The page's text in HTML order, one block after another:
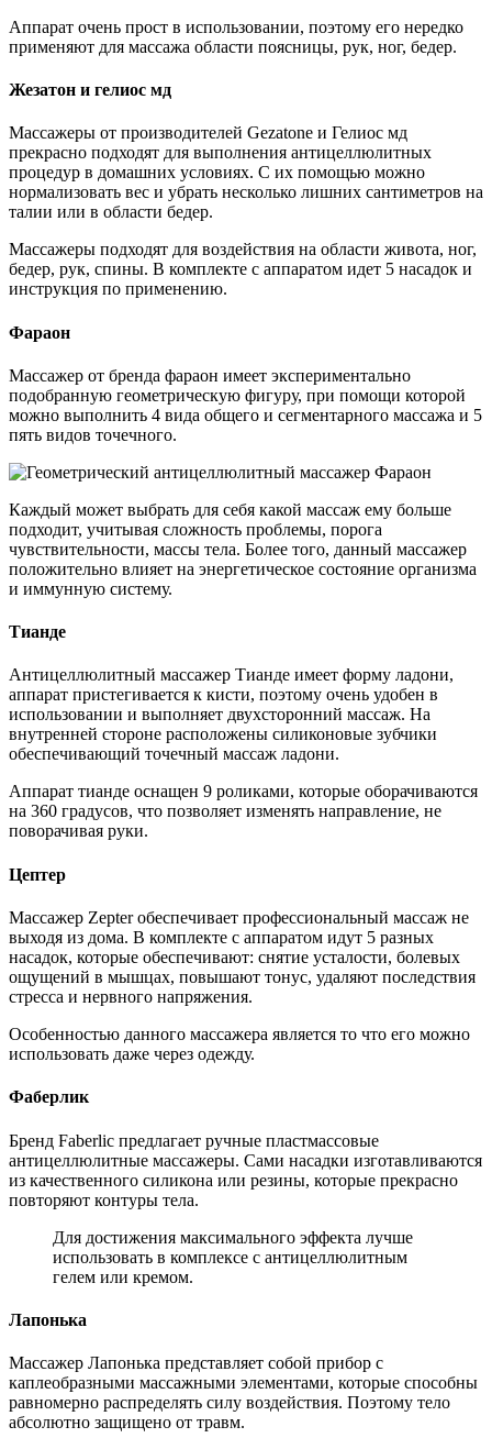
Аппарат очень прост в использовании, поэтому его нередко
применяют для массажа области поясницы, рук, ног, бедер.
Жезатон и гелиос мд
Массажеры от производителей Gezatone и Гелиос мд
прекрасно подходят для выполнения антицеллюлитных
процедур в домашних условиях. С их помощью можно
нормализовать вес и убрать несколько лишних сантиметров на
талии или в области бедер.
Массажеры подходят для воздействия на области живота, ног,
бедер, рук, спины. В комплекте с аппаратом идет 5 насадок и
инструкция по применению.
Фараон
Массажер от бренда фараон имеет экспериментально
подобранную геометрическую фигуру, при помощи которой
можно выполнить 4 вида общего и сегментарного массажа и 5
пять видов точечного.
Каждый может выбрать для себя какой массаж ему больше
подходит, учитывая сложность проблемы, порога
чувствительности, массы тела. Более того, данный массажер
положительно влияет на энергетическое состояние организма
и иммунную систему.
Тианде
Антицеллюлитный массажер Тианде имеет форму ладони,
аппарат пристегивается к кисти, поэтому очень удобен в
использовании и выполняет двухсторонний массаж. На
внутренней стороне расположены силиконовые зубчики
обеспечивающий точечный массаж ладони.
Аппарат тианде оснащен 9 роликами, которые оборачиваются
на 360 градусов, что позволяет изменять направление, не
поворачивая руки.
Цептер
Массажер Zepter обеспечивает профессиональный массаж не
выходя из дома. В комплекте с аппаратом идут 5 разных
насадок, которые обеспечивают: снятие усталости, болевых
ощущений в мышцах, повышают тонус, удаляют последствия
стресса и нервного напряжения.
Особенностью данного массажера является то что его можно
использовать даже через одежду.
Фаберлик
Бренд Faberlic предлагает ручные пластмассовые
антицеллюлитные массажеры. Сами насадки изготавливаются
из качественного силикона или резины, которые прекрасно
повторяют контуры тела.
Для достижения максимального эффекта лучше
использовать в комплексе с антицеллюлитным
гелем или кремом.
Лапонька
Массажер Лапонька представляет собой прибор с
каплеобразными массажными элементами, которые способны
равномерно распределять силу воздействия. Поэтому тело
абсолютно защищено от травм.